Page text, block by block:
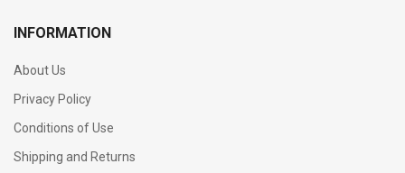
INFORMATION
About Us
Privacy Policy
Conditions of Use
Shipping and Returns